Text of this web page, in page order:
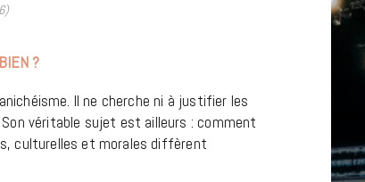
?
Il ne cherche ni à justifier les
véritable sujet est ailleurs : comment
culturelles et morales diffèrent